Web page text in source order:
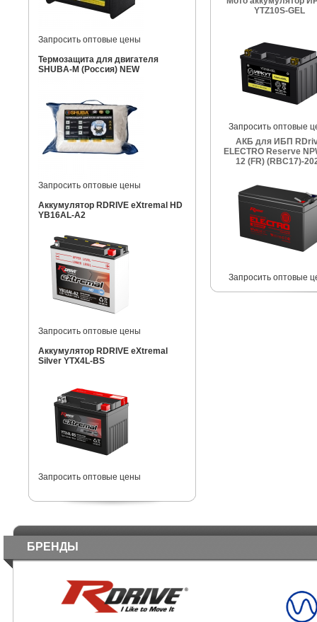
Запросить оптовые цены
Термозащита для двигателя
SHUBA-M (Россия) NEW
Запросить оптовые цены
Аккумулятор RDRIVE eXtremal HD
YB16AL-A2
Запросить оптовые цены
Аккумулятор RDRIVE eXtremal
Silver YTX4L-BS
Запросить оптовые цены
YTZ10S-GEL
Запросить оптовые
АКБ для ИБП
ELECTRO Reserve
12 (FR) (RBC17)-
Запросить оптовые
БРЕНДЫ